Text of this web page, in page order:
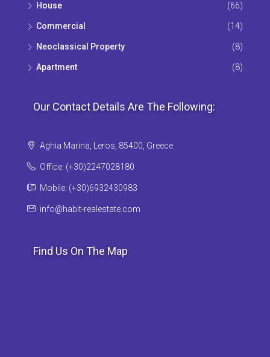
House (66)
Commercial (14)
Neoclassical Property (8)
Apartment (8)
Our Contact Details Are The Following:
Aghia Marina, Leros, 85400, Greece
Office: (+30)2247028180
Mobile: (+30)6932430983
info@habit-realestate.com
Find Us On The Map